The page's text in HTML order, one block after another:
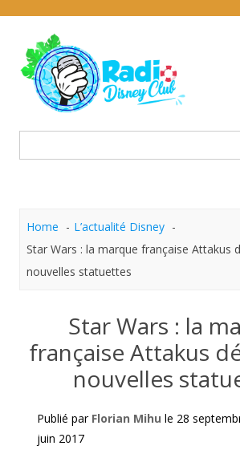
Home
L’actualité Disney
Star Wars : la marque française Attakus
nouvelles statuettes
Star Wars : la
française Attakus
nouvelles
Publié par Florian Mihu le 28
juin 2017